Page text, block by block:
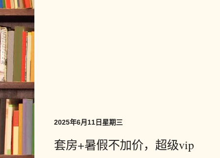
2025年6月11日星期三
套房+暑假不加价，超级vip